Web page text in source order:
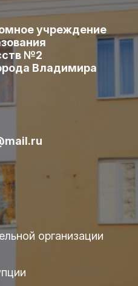
учреждение
№2
Владимира
организации